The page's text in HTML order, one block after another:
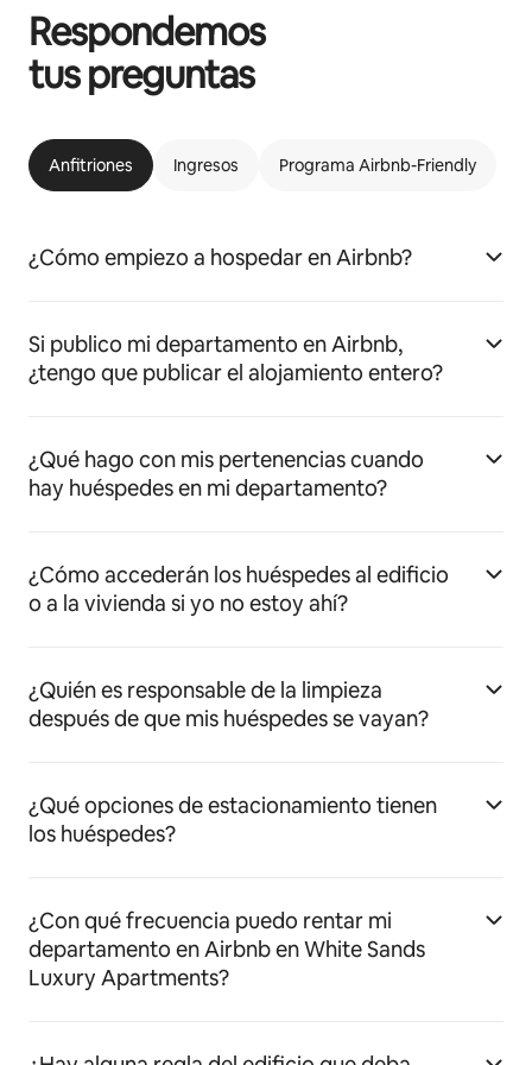
Respondemos
tus preguntas
Anfitriones Ingresos Programa Airbnb-Friendly
¿Cómo empiezo a hospedar en Airbnb?
Si publico mi departamento en Airbnb,
¿tengo que publicar el alojamiento entero?
¿Qué hago con mis pertenencias cuando
hay huéspedes en mi departamento?
¿Cómo accederán los huéspedes al edificio
o a la vivienda si yo no estoy ahí?
¿Quién es responsable de la limpieza
después de que mis huéspedes se vayan?
¿Qué opciones de estacionamiento tienen
los huéspedes?
¿Con qué frecuencia puedo rentar mi
departamento en Airbnb en White Sands
Luxury Apartments?